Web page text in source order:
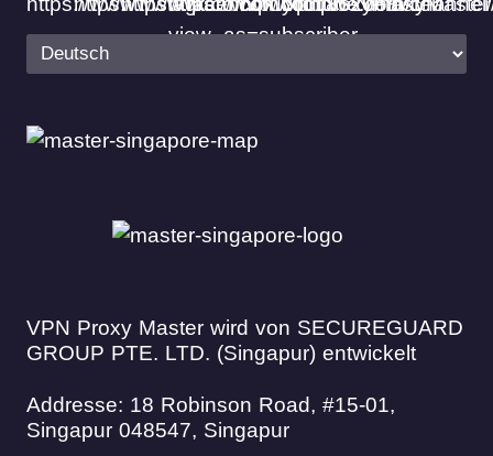
VPN Proxy Master wird von SECUREGUARD
GROUP PTE. LTD. (Singapur) entwickelt
Addresse: 18 Robinson Road, #15-01,
Singapur 048547, Singapur